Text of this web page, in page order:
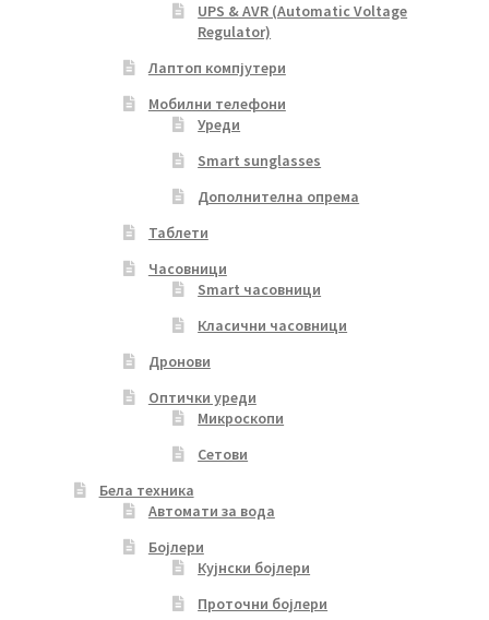
UPS & AVR (Automatic Voltage
Regulator)
Лаптоп компјутери
Мобилни телефони
Уреди
Smart sunglasses
Дополнителна опрема
Таблети
Часовници
Smart часовници
Класични часовници
Дронови
Оптички уреди
Микроскопи
Сетови
Бела техника
Автомати за вода
Бојлери
Кујнски бојлери
Проточни бојлери